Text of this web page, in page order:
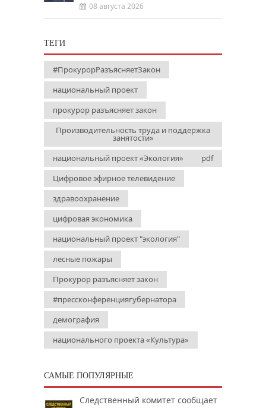
08 августа 2026
ТЕГИ
#ПрокурорРазъясняетЗакон
национальный проект
прокурор разъясняет закон
Производительность труда и поддержка
занятости»
национальный проект «Экология»
pdf
Цифровое эфирное телевидение
здравоохранение
цифровая экономика
национальный проект "экология"
лесные пожары
Прокурор разъясняет закон
#прессконференциягубернатора
демография
национального проекта «Культура»
САМЫЕ ПОПУЛЯРНЫЕ
Следственный комитет сообщает